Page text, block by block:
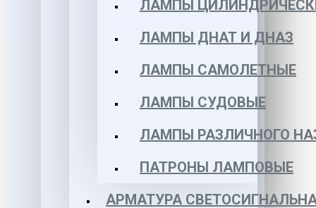
ЛАМПЫ
ЛАМПЫ ДНАТ И ДНАЗ
ЛАМПЫ САМОЛЕТНЫЕ
ЛАМПЫ СУДОВЫЕ
ЛАМПЫ РАЗЛИЧНОГО
ПАТРОНЫ ЛАМПОВЫЕ
АРМАТУРА